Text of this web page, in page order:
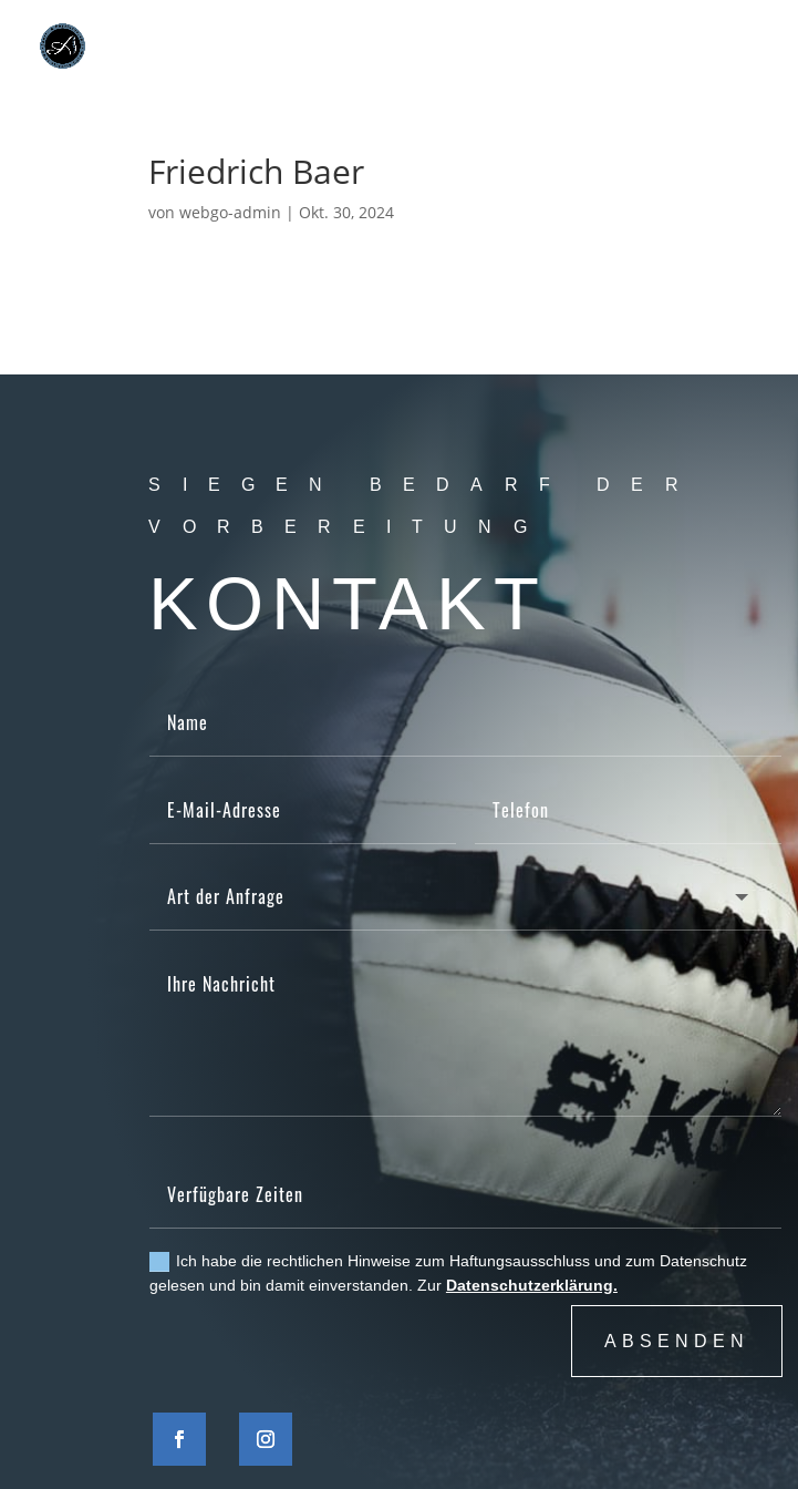
Friedrich Baer
vonwebgo-admin | Okt. 30, 2024
SIEGEN BEDARF DER
VORBEREITUNG
KONTAKT
Ich habe die rechtlichen Hinweise zum Haftungsausschluss und zum Datenschutz
gelesen und bin damit einverstanden. Zur Datenschutzerklärung.
ABSENDEN